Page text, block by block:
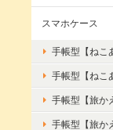
スマホケース
手帳型【ねこ
手帳型【ねこ
手帳型【旅か
手帳型【旅か